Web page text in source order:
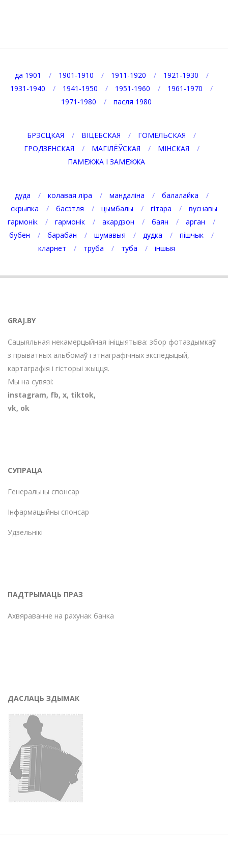
да 1901 1901-1910 1911-1920
1921-1930
1931-1940
1941-1950 1951-1960
1961-1970
1971-1980
пасля 1980
БРЭСЦКАЯ ВІЦЕБСКАЯ
ГОМЕЛЬСКАЯ
ГРОДЗЕНСКАЯ
МАГІЛЁЎСКАЯ
МІНСКАЯ
ПАМЕЖЖА І ЗАМЕЖЖА
дуда колавая ліра мандаліна
балалайка
скрыпка
басэтля цымбалы гітара
вуснавы
гармонік
гармонік акардэон баян
арган
бубен
барабан шумавыя дудка
пішчык
кларнет
труба туба іншыя
GRAJ.BY
Сацыяльная некамерцыйная ініцыятыва: збор фотаздымкаў
з прыватных альбомаў і этнаграфічных экспедыцый,
картаграфія і гісторыі жыцця.
Мы на сувязі:
instagram, fb, х, tiktok,
vk, ok
СУПРАЦА
Генеральны спонсар
Інфармацыйны спонсар
Удзельнікі
ПАДТРЫМАЦЬ ПРАЗ
Ахвяраванне на рахунак банка
ДАСЛАЦЬ ЗДЫМАК